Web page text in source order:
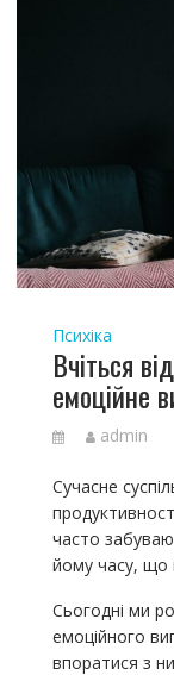
Психіка
Вчіться
емоційне
admin
Сучасне
часто
йому часу, що
Сьогодні ми
емоційного
впоратися з